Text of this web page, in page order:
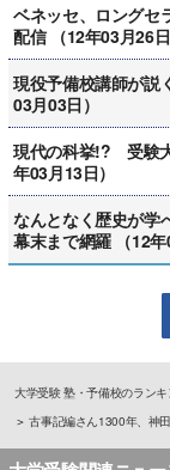
ベネッセ、ロングセ
配信 （12年03月26日
現役予備校講師が説
03月03日）
現代の科挙!? 受験
年03月13日）
なんとなく歴史が学
幕末まで網羅 （12年
大学受験 塾・予備校のラン
古事記編さん1300年、神